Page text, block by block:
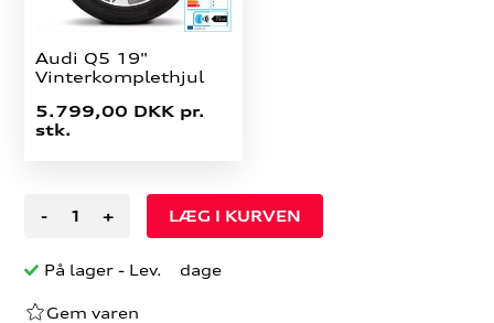
Audi Q5 19"
Vinterkomplethjul
5.799,00 DKK pr.
stk.
- +
På lager- Lev. dage
Gem varen